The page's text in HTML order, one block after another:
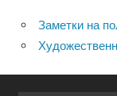
Заметки на